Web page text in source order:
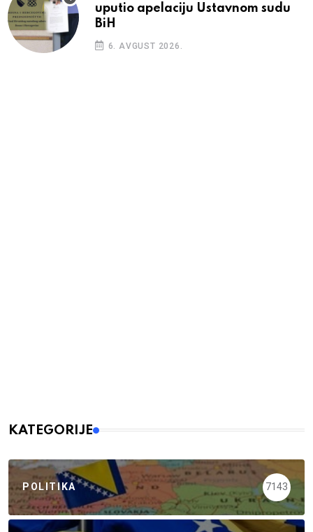
uputio apelaciju Ustavnom sudu
BiH
6. AVGUST 2026.
KATEGORIJE
POLITIKA 7143